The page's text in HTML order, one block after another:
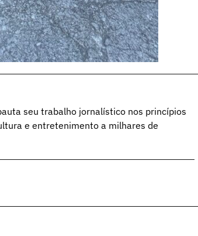
seu trabalho jornalístico nos princípios
e entretenimento a milhares de